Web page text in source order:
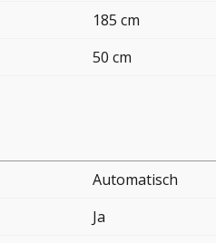
185 cm
50 cm
Automatisch
Ja